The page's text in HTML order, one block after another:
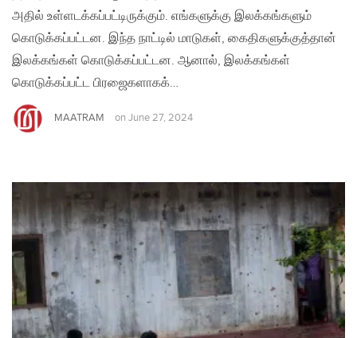
அதில் உள்ளடக்கப்பட்டிருக்கும். எங்களுக்கு இலக்கங்களும்
கொடுக்கப்பட்டன. இந்த நாட்டில் மாடுகள், கைதிகளுக்குத்தான்
இலக்கங்கள் கொடுக்கப்பட்டன. ஆனால், இலக்கங்கள்
கொடுக்கப்பட்ட பிரஜைகளாகக்…
MAATRAM on June 27, 2024